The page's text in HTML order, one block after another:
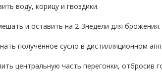
воду, корицу и гвоздики.
и оставить на 2-3недели для брожения.
полученное сусло в дистилляционном
центральную часть перегонки, отбросив